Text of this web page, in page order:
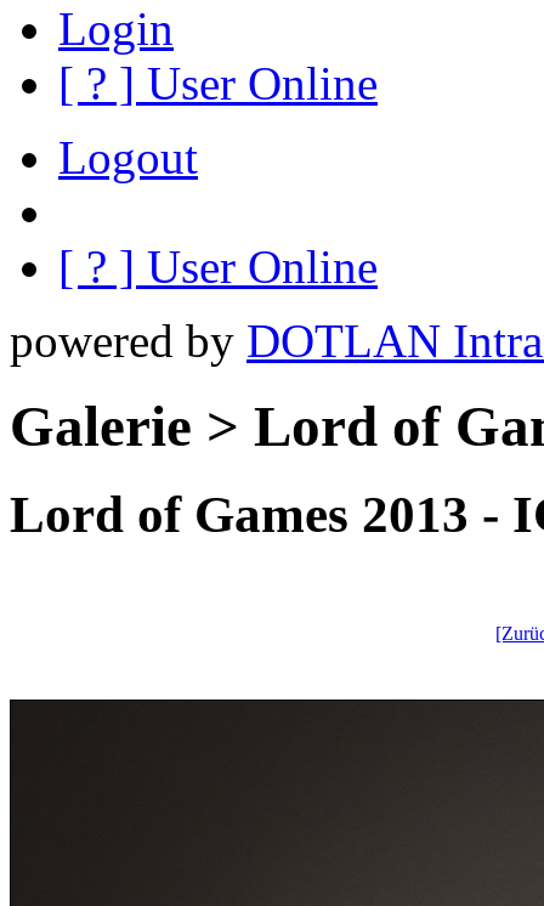
Login
[ ? ] User Online
Logout
[ ? ] User Online
powered by DOTLAN
Galerie > Lord of
Lord of Games 2013 -